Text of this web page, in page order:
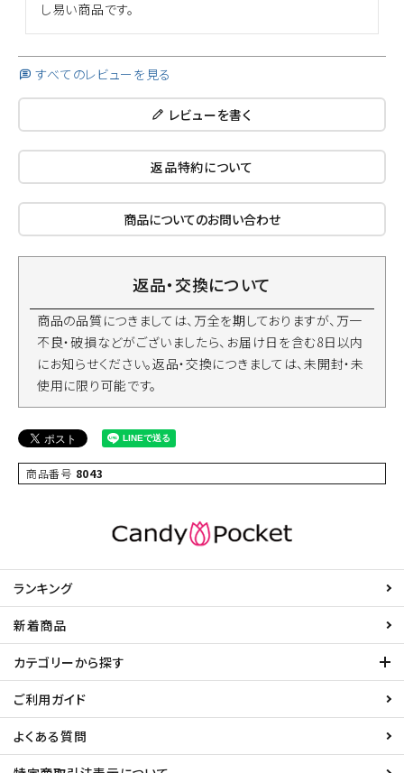
すべてのレビューを見る
レビューを書く
返品特約について
商品についてのお問い合わせ
返品・交換について
商品の品質につきましては、万全を期しておりますが、万一
不良・破損などがございましたら、お届け日を含む8日以内
にお知らせください。返品・交換につきましては、未開封・未
使用に限り可能です。
商品番号 8043
ランキング
新着商品
カテゴリーから探す
ご利用ガイド
よくある質問